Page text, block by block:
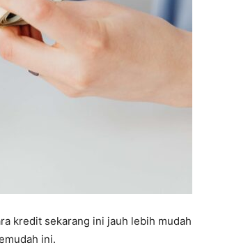
kredit sekarang ini jauh lebih mudah
ini.